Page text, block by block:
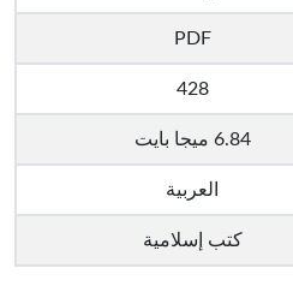
PDF
428
6.84 ميجا بايت
العربية
كتب إسلامية